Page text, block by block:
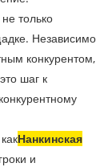
только
Независимо
конкурентом,
шаг к
Нанкинская
и